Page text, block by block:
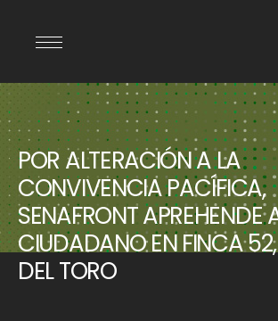
POR ALTERACIÓN A LA
CONVIVENCIA PACÍFICA,
SENAFRONT APREHENDE
CIUDADANO EN FINCA
DEL TORO